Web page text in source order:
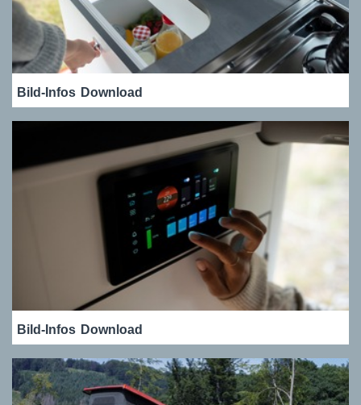
Bild-Infos Download
Bild-Infos Download